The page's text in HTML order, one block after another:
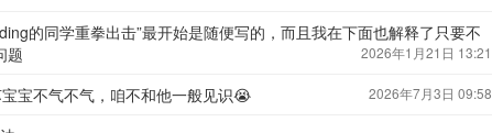
的同学重拳出击”最开始是随便写的，而且我在下面也解释了只要不
题
2026年1月21日 13:21
宝不气不气，咱不和他一般见识😭 2026年7月3日 09:58